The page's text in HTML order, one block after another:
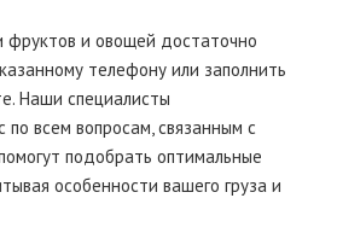
фруктов и овощей достаточно
телефону или заполнить
Наши специалисты
по всем вопросам, связанным с
подобрать оптимальные
особенности вашего груза и